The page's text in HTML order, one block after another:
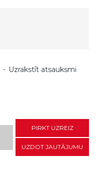
- Uzrakstīt atsauksmi
PIRKT UZREIZ
UZDOT JAUTĀJUMU